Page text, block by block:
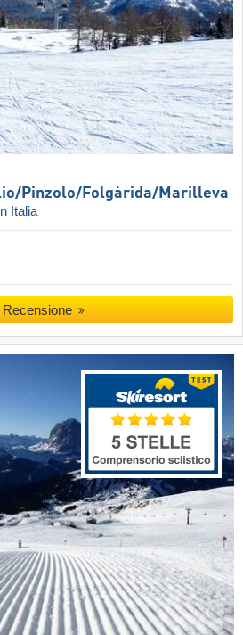
​Pinzolo/​Folgàrida/​Marilleva
Italia
Recensione